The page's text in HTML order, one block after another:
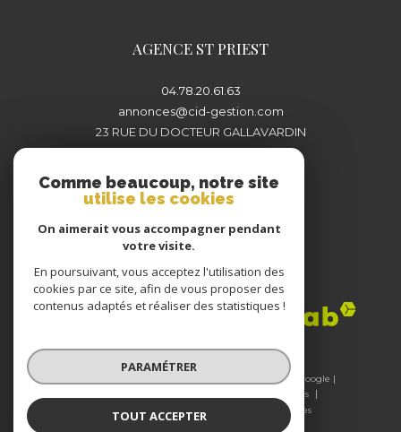
AGENCE ST PRIEST
04.78.20.61.63
annonces@cid-gestion.com
23 RUE DU DOCTEUR GALLAVARDIN
69800 SAINT-PRIEST
Adhérents
© 2026 | Tous droits réservés | Traduction powered by Google |
Mentions légales
Admin
Nos liens Politique RGPD Cookies
Comme beaucoup, notre site
utilise les cookies
On aimerait vous accompagner pendant
votre visite.
En poursuivant, vous acceptez l'utilisation des
cookies par ce site, afin de vous proposer des
contenus adaptés et réaliser des statistiques !
PARAMÉTRER
TOUT ACCEPTER